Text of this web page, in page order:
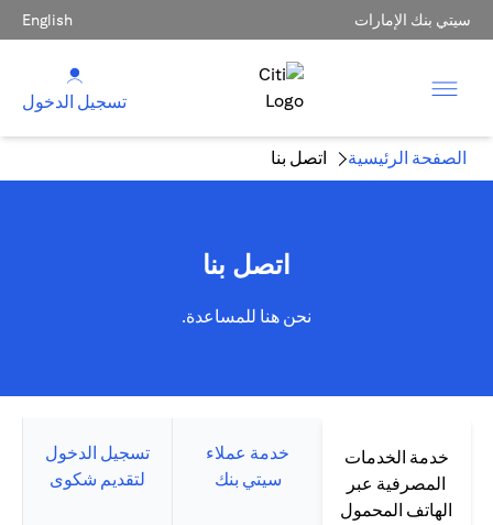
سيتي بنك الإمارات English
تسجيل الدخول
الصفحة الرئيسية اتصل بنا
اتصل بنا
نحن هنا للمساعدة.
خدمة الخدمات
المصرفية عبر
الهاتف المحمول
خدمة عملاء
سيتي بنك
تسجيل الدخول
لتقديم شكوى